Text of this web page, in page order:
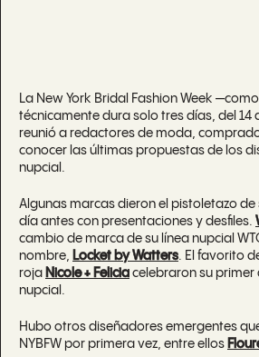
La New York Bridal Fashion Week
técnicamente dura solo tres días, del 14
reunió a redactores de moda,
conocer las últimas propuestas de los
nupcial.
Algunas marcas dieron el pistoletazo de
día antes con presentaciones y desfiles.
cambio de marca de su línea nupcial
nombre, Locket by Watters. El favorito
roja Nicole + Felicia celebraron su primer
nupcial.
Hubo otros diseñadores emergentes
NYBFW por primera vez, entre ellos